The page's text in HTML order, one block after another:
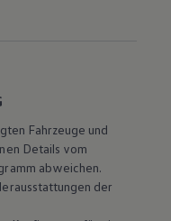
Fahrzeuge und
Details vom
abweichen.
der